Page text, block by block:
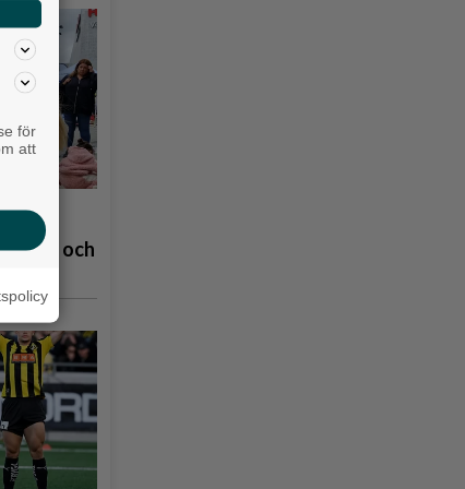
och
för
att